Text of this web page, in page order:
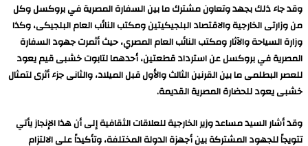
وقد جاء ذلك بجهد وتعاون مشترك ما بين السفارة المصرية في بروكسل وكل
من وزارتى الخارجية والاقتصاد البلجيكيتين ومكتب النائب العام البلجيكى، وكذا
وزارة السياحة والآثار ومكتب النائب العام المصري، حيث أثمرت جهود السفارة
المصرية في بروكسل عن استرداد قطعتين، أحدهما لتابوت خشبى قيم يعود
للعصر البطلمى ما بين القرنين الثالث والأول قبل الميلاد، والثانى جزء أثرى لتمثال
خشبى يعود للحضارة المصرية القديمة.
وقد أشار السيد مساعد وزير الخارجية للعلاقات الثقافية إلى أن هذا الإنجاز يأتي
تتويجاً للجهود المشتركة بين أجهزة الدولة المختلفة، وتأكيداً على الالتزام